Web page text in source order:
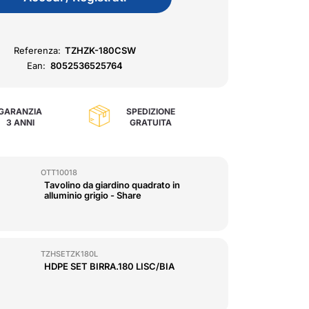
Referenza: TZHZK-180CSW
Ean: 8052536525764
3 ANNI
SPEDIZIONE
GRATUITA
OTT10018
Tavolino da giardino quadrato in
alluminio grigio - Share
TZHSETZK180L
HDPE SET BIRRA.180 LISC/BIA